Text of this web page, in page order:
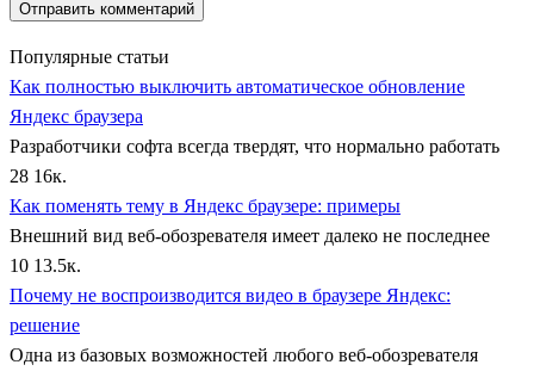
Популярные статьи
Как полностью выключить автоматическое обновление
Яндекс браузера
Разработчики софта всегда твердят, что нормально работать
28 16к.
Как поменять тему в Яндекс браузере: примеры
Внешний вид веб-обозревателя имеет далеко не последнее
10 13.5к.
Почему не воспроизводится видео в браузере Яндекс:
решение
Одна из базовых возможностей любого веб-обозревателя